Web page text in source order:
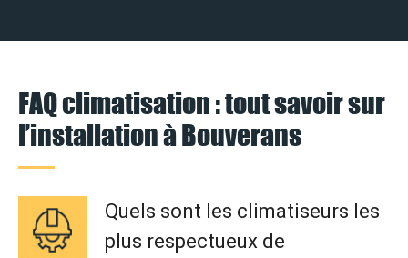
FAQ climatisation : tout savoir sur
l’installation à Bouverans
Quels sont les climatiseurs les
plus respectueux de